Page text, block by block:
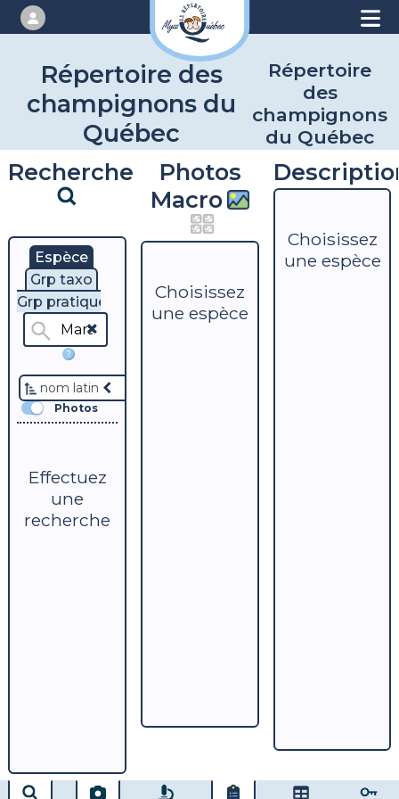
Répertoire des
champignons du
Québec
Répertoire
des
champignons
du Québec
Recherche
Espèce
Grp taxo
Grp pratique
?
nom latin
Photos
Effectuez
une
recherche
Photos
Macro
Choisissez
une espèce
Choisissez
une espèce